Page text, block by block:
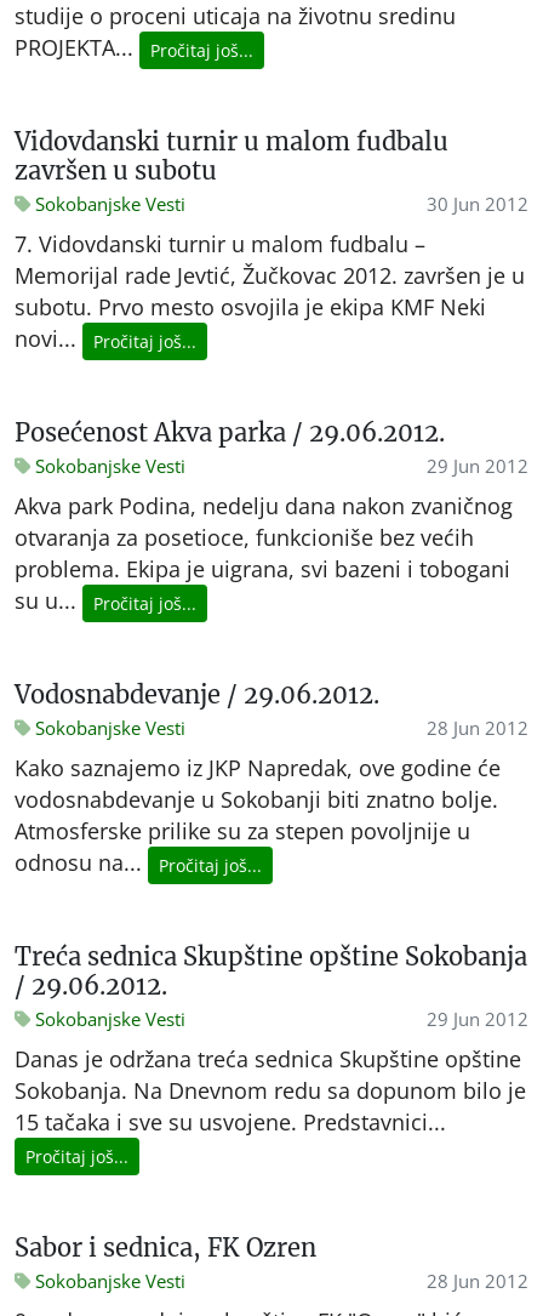
studije o proceni uticaja na životnu sredinu
PROJEKTA...
Pročitaj još...
Vidovdanski turnir u malom fudbalu
završen u subotu
Sokobanjske Vesti 30 Jun 2012
7. Vidovdanski turnir u malom fudbalu –
Memorijal rade Jevtić, Žučkovac 2012. završen je u
subotu. Prvo mesto osvojila je ekipa KMF Neki
novi...
Pročitaj još...
Posećenost Akva parka / 29.06.2012.
Sokobanjske Vesti 29 Jun 2012
Akva park Podina, nedelju dana nakon zvaničnog
otvaranja za posetioce, funkcioniše bez većih
problema. Ekipa je uigrana, svi bazeni i tobogani
su u...
Pročitaj još...
Vodosnabdevanje / 29.06.2012.
Sokobanjske Vesti 28 Jun 2012
Kako saznajemo iz JKP Napredak, ove godine će
vodosnabdevanje u Sokobanji biti znatno bolje.
Atmosferske prilike su za stepen povoljnije u
odnosu na...
Pročitaj još...
Treća sednica Skupštine opštine Sokobanja
/ 29.06.2012.
Sokobanjske Vesti 29 Jun 2012
Danas je održana treća sednica Skupštine opštine
Sokobanja. Na Dnevnom redu sa dopunom bilo je
15 tačaka i sve su usvojene. Predstavnici...
Pročitaj još...
Sabor i sednica, FK Ozren
Sokobanjske Vesti 28 Jun 2012